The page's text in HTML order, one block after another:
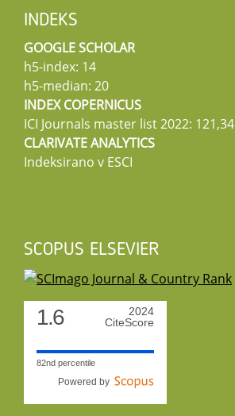
INDEKS
GOOGLE SCHOLAR
h5-index: 14
h5-median: 20
INDEX COPERNICUS
ICI Journals master list 2022: 121,34
CLARIVATE ANALYTICS
Indeksirano v ESCI
SCOPUS ELSEVIER
1.6
2024
CiteScore
82nd percentile
Powered by